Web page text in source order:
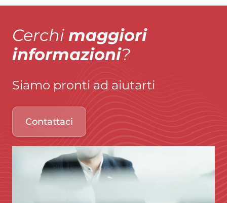
Cerchi maggiori
informazioni?
Siamo pronti ad aiutarti
Contattaci
Immagine